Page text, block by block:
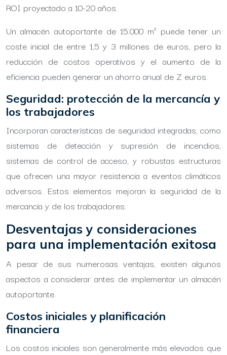
ROI proyectado a 10-20 años.
Un almacén autoportante de 15.000 m² puede tener un
coste inicial de entre 1,5 y 3 millones de euros, pero la
reducción de costos operativos y el aumento de la
eficiencia pueden generar un ahorro anual de Z euros.
Seguridad: protección de la mercancía y
los trabajadores
Incorporan características de seguridad integradas, como
sistemas de detección y supresión de incendios,
sistemas de control de acceso, y robustas estructuras
que ofrecen una mayor resistencia a eventos climáticos
adversos. Estos elementos mejoran la seguridad de la
mercancía y de los trabajadores.
Desventajas y consideraciones
para una implementación exitosa
A pesar de sus numerosas ventajas, existen algunos
aspectos a considerar antes de implementar un almacén
autoportante.
Costos iniciales y planificación
financiera
Los costos iniciales son generalmente más elevados que